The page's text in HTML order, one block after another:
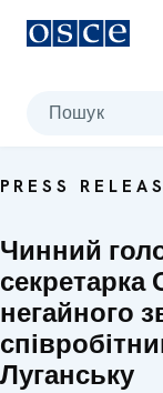
Пошук
PRESS
Чинний
негайного
Луганську